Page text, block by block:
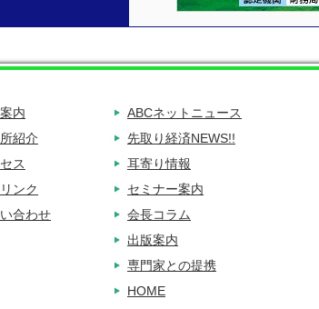
内
紹介
ス
ンク
合わせ
ABCネットニュース
先取り経済NEWS!!
耳寄り情報
セミナー案内
会長コラム
出版案内
専門家との提携
HOME